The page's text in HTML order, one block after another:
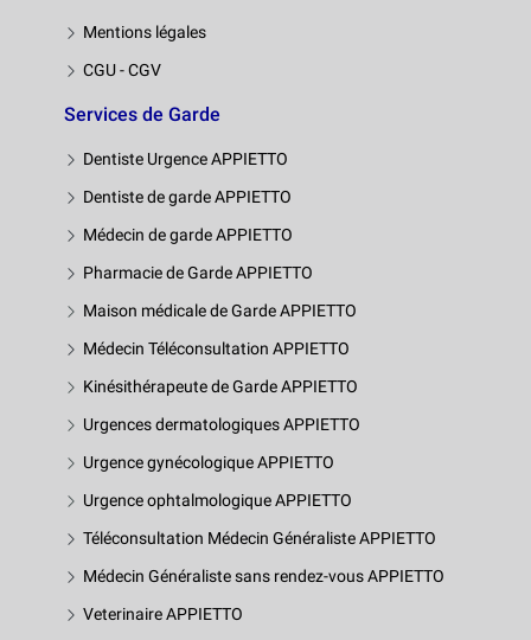
Mentions légales
CGU - CGV
Services de Garde
Dentiste Urgence APPIETTO
Dentiste de garde APPIETTO
Médecin de garde APPIETTO
Pharmacie de Garde APPIETTO
Maison médicale de Garde APPIETTO
Médecin Téléconsultation APPIETTO
Kinésithérapeute de Garde APPIETTO
Urgences dermatologiques APPIETTO
Urgence gynécologique APPIETTO
Urgence ophtalmologique APPIETTO
Téléconsultation Médecin Généraliste APPIETTO
Médecin Généraliste sans rendez-vous APPIETTO
Veterinaire APPIETTO